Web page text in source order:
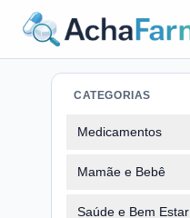
CATEGORIAS
Medicamentos
Mamãe e Bebê
Saúde e Bem Estar